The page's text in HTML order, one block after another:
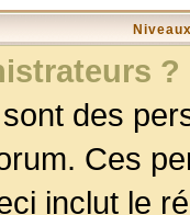
?
des
Ces
inclut le